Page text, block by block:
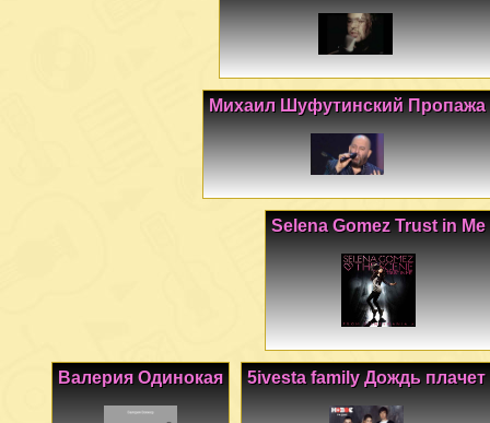
Михаил Шуфутинский Пропажа
Selena Gomez Trust in Me
5ivesta family Дождь плачет
Валерия Одинокая